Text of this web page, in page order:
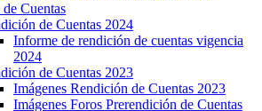
Cuentas
de Cuentas 2024
Informe de rendición de cuentas vigencia
2024
de Cuentas 2023
Imágenes Rendición de Cuentas 2023
Imágenes Foros Prerendición de Cuentas